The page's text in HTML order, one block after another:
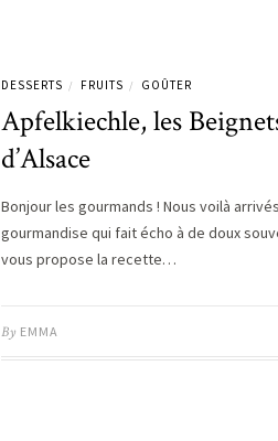
DESSERTS / FRUITS / GOÛTER
Apfelkiechle, les
d’Alsace
Bonjour les gourmands ! Nous voilà
gourmandise qui fait écho à de doux
vous propose la recette…
By EMMA